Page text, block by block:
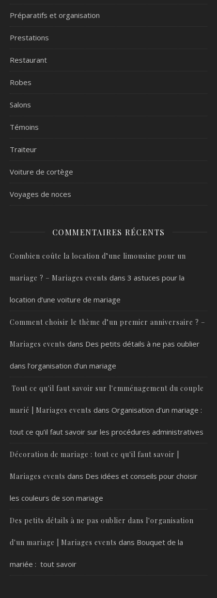
Préparatifs et organisation
Prestations
Restaurant
Robes
Salons
Témoins
Traiteur
Voiture de cortège
Voyages de noces
COMMENTAIRES RÉCENTS
Combien coûte la location d’une limousine pour un
mariage ? – Mariages events dans 3 astuces pour la
location d’une voiture de mariage
Comment choisir le thème d’un premier anniversaire ? –
Mariages events dans Des petits détails à ne pas oublier
dans l’organisation d’un mariage
Tout ce qu'il faut savoir sur l'emménagement du couple
marié | Mariages events dans Organisation d’un mariage :
tout ce qu’il faut savoir sur les procédures administratives
Décoration de mariage : tout ce qu'il faut savoir |
Mariages events dans Des idées et conseils pour choisir
les couleurs de son mariage
Des petits détails à ne pas oublier dans l'organisation
d'un mariage | Mariages events dans Bouquet de la
mariée : tout savoir